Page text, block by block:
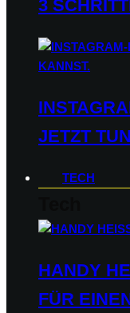
3
JETZT
TECH
HANDY
ÜR EINEN